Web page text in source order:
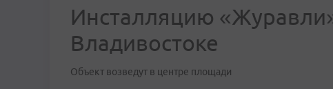
Инсталляцию
Владивостоке
Объект возведут в центре площади